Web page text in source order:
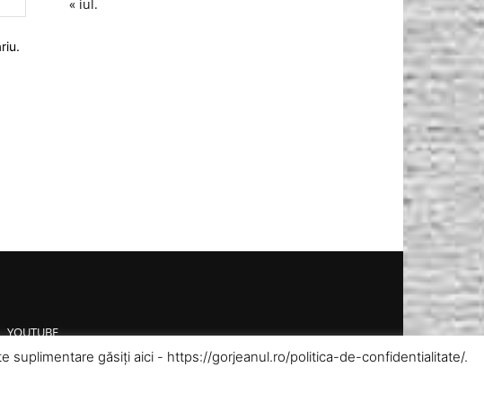
« iul.
YOUTUBE
suplimentare găsiți aici - https://gorjeanul.ro/politica-de-confidentialitate/.